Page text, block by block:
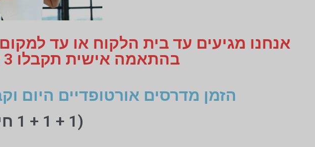
אנחנו מגיעים עד בית הלקוח או עד
בהתאמה אישית תקבלו 3 זוגות במחיר אחד!
הזמן מדרסים אורטופדיים היום
(1 + 1 + 1 חינם)